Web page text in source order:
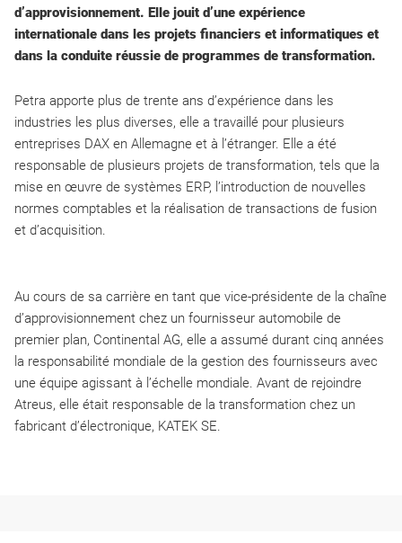
d’approvisionnement. Elle jouit d’une expérience
internationale dans les projets financiers et informatiques et
dans la conduite réussie de programmes de transformation.
Petra apporte plus de trente ans d’expérience dans les
industries les plus diverses, elle a travaillé pour plusieurs
entreprises DAX en Allemagne et à l’étranger. Elle a été
responsable de plusieurs projets de transformation, tels que la
mise en œuvre de systèmes ERP, l’introduction de nouvelles
normes comptables et la réalisation de transactions de fusion
et d’acquisition.
Au cours de sa carrière en tant que vice-présidente de la chaîne
d’approvisionnement chez un fournisseur automobile de
premier plan, Continental AG, elle a assumé durant cinq années
la responsabilité mondiale de la gestion des fournisseurs avec
une équipe agissant à l’échelle mondiale. Avant de rejoindre
Atreus, elle était responsable de la transformation chez un
fabricant d’électronique, KATEK SE.